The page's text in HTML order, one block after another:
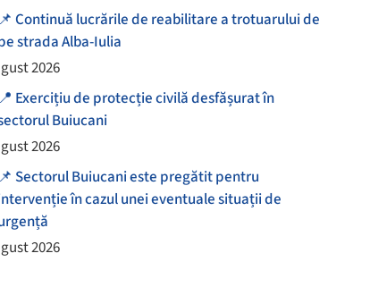
📌 Continuă lucrările de reabilitare a trotuarului de
strada Alba-Iulia
2026
📍 Exercițiu de protecție civilă desfășurat în
Buiucani
2026
📌 Sectorul Buiucani este pregătit pentru
în cazul unei eventuale situații de
2026